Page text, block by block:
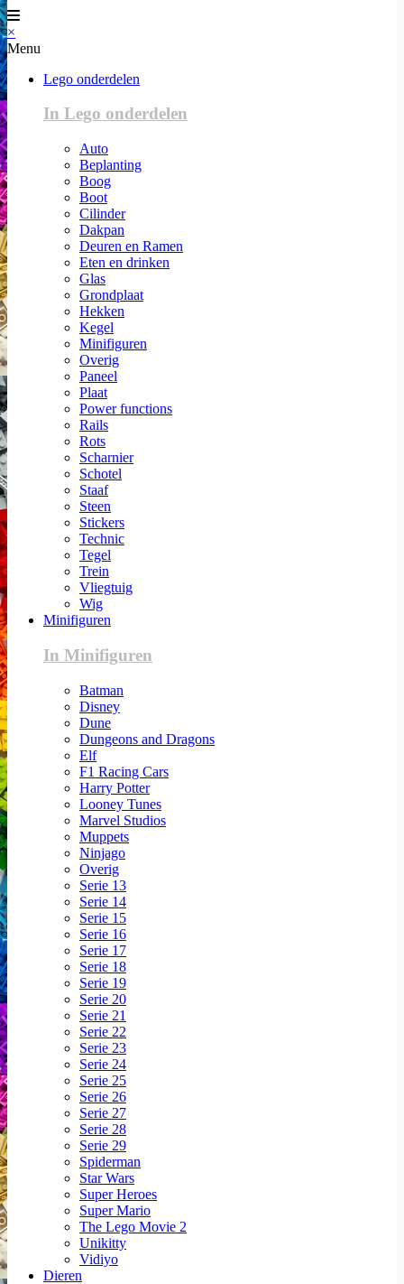
×
Menu
Lego onderdelen
In Lego onderdelen
Auto
Beplanting
Boog
Boot
Cilinder
Dakpan
Deuren en Ramen
Eten en drinken
Glas
Grondplaat
Hekken
Kegel
Minifiguren
Overig
Paneel
Plaat
Power functions
Rails
Rots
Scharnier
Schotel
Staaf
Steen
Stickers
Technic
Tegel
Trein
Vliegtuig
Wig
Minifiguren
In Minifiguren
Batman
Disney
Dune
Dungeons and Dragons
Elf
F1 Racing Cars
Harry Potter
Looney Tunes
Marvel Studios
Muppets
Ninjago
Overig
Serie 13
Serie 14
Serie 15
Serie 16
Serie 17
Serie 18
Serie 19
Serie 20
Serie 21
Serie 22
Serie 23
Serie 24
Serie 25
Serie 26
Serie 27
Serie 28
Serie 29
Spiderman
Star Wars
Super Heroes
Super Mario
The Lego Movie 2
Unikitty
Vidiyo
Dieren